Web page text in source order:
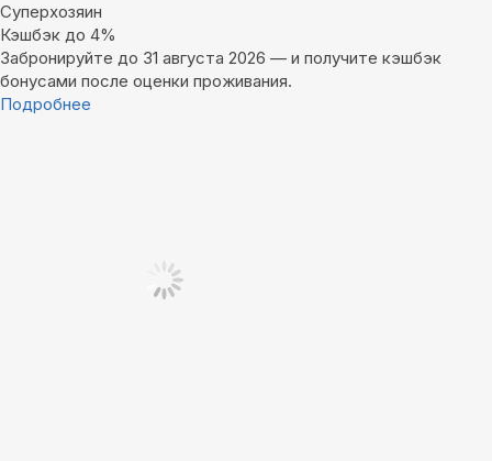
Суперхозяин
Кэшбэк до 4%
Забронируйте до 31 августа 2026 — и получите кэшбэк
бонусами после оценки проживания.
Подробнее